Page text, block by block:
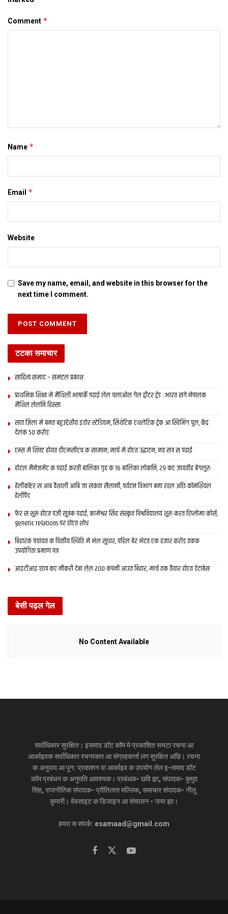
Comment *
Name *
Email *
Website
Save my name, email, and website in this browser for the
next time I comment.
टटका समाचार
साहित्य समाद – समटल प्रकाश
प्राथमिक शि‍क्षा मे मैथि‍ली भाषाकेँ पढ़ाई लेल चलाओल गेल ट्वीटर ट्रेंड : भारत संगे नेपालक
मैथिल लेलनि हिस्सा
सात जिला मे बनत बहुउद्देशीय इंडोर स्‍टेडि‍यम, सिंथेटिक एथलेटिक ट्रेक आ स्विमिंग पुल, केंद्र
देलक 50 करोड़
एम्स मे शिफ्ट होयत डीएमसीएच क सामान, मार्च मे होएत उद्घाटन, नव सत्र स पढाई
होटल मैनेजमेंट क पढ़ाई करती बालिका गृह क 16 बालिका लोकनि, 29 कए जायतीह बेंगलुरु
हेलीकॉप्टर स आब वैशाली आबि जा सकता सैलानी, पर्यटन विभाग बना रहल अछि कॉमर्शियल
हेलीपैड
फेर स शुरू होएत पंजी सूत्रक पढाई, कामेश्वर सिंह संस्कृत विश्वविद्यालय शुरू करत डिप्लोमा कोर्स,
genetic relations पर होएत शोध
बिहारक पंचायत क वित्‍तीय स्थिति मे भेल सुधार, पहिल बेर भेटत एक हजार करोड़ तकक
उपयोगिता प्रमाण पत्र
आइटीआइ छात्र कए नौकरी देबा लेल 200 कंपनी आउत बिहार, मार्च तक तैयार होएत डेटाबेस
बेसी पढ़ल गेल
No Content Available
सर्वाधिकार सुरक्षित। इसमाद डॉट कॉम मे प्रकाशित सभटा रचना आ
आर्काइवक सर्वाधिकार रचनाकार आ संग्रहकर्त्ता लग सुरक्षित अछि। रचना
क अनुवाद आ पुन: प्रकाशन वा आर्काइव क उपयोग लेल इ-समाद डॉट
कॉम प्रबंधन क अनुमति आवश्यक। प्रबंधक- छवि झा, संपादक- कुमुद
सिंह, राजनीतिक संपादक- प्रीतिलता मल्लिक, समाचार संपादक- नीलू
कुमारी। वेवसाइट क डिजाइन आ संचालन - जया झा।
हमरा स संपर्क: esamaad@gmail.com